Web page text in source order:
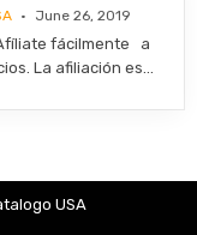
June 26, 2019
fácilmente a
La afiliación es…
USA